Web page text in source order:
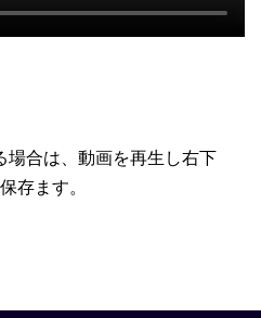
場合は、動画を再生し右下
存ます。